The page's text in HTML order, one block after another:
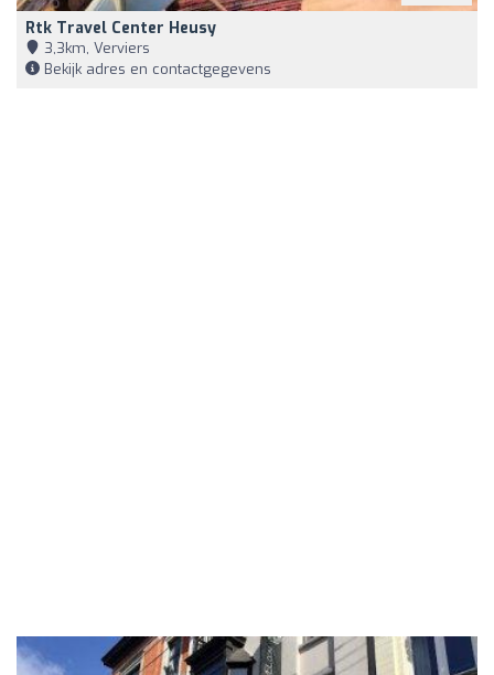
Rtk Travel Center Heusy
3,3km, Verviers
Bekijk adres en contactgegevens